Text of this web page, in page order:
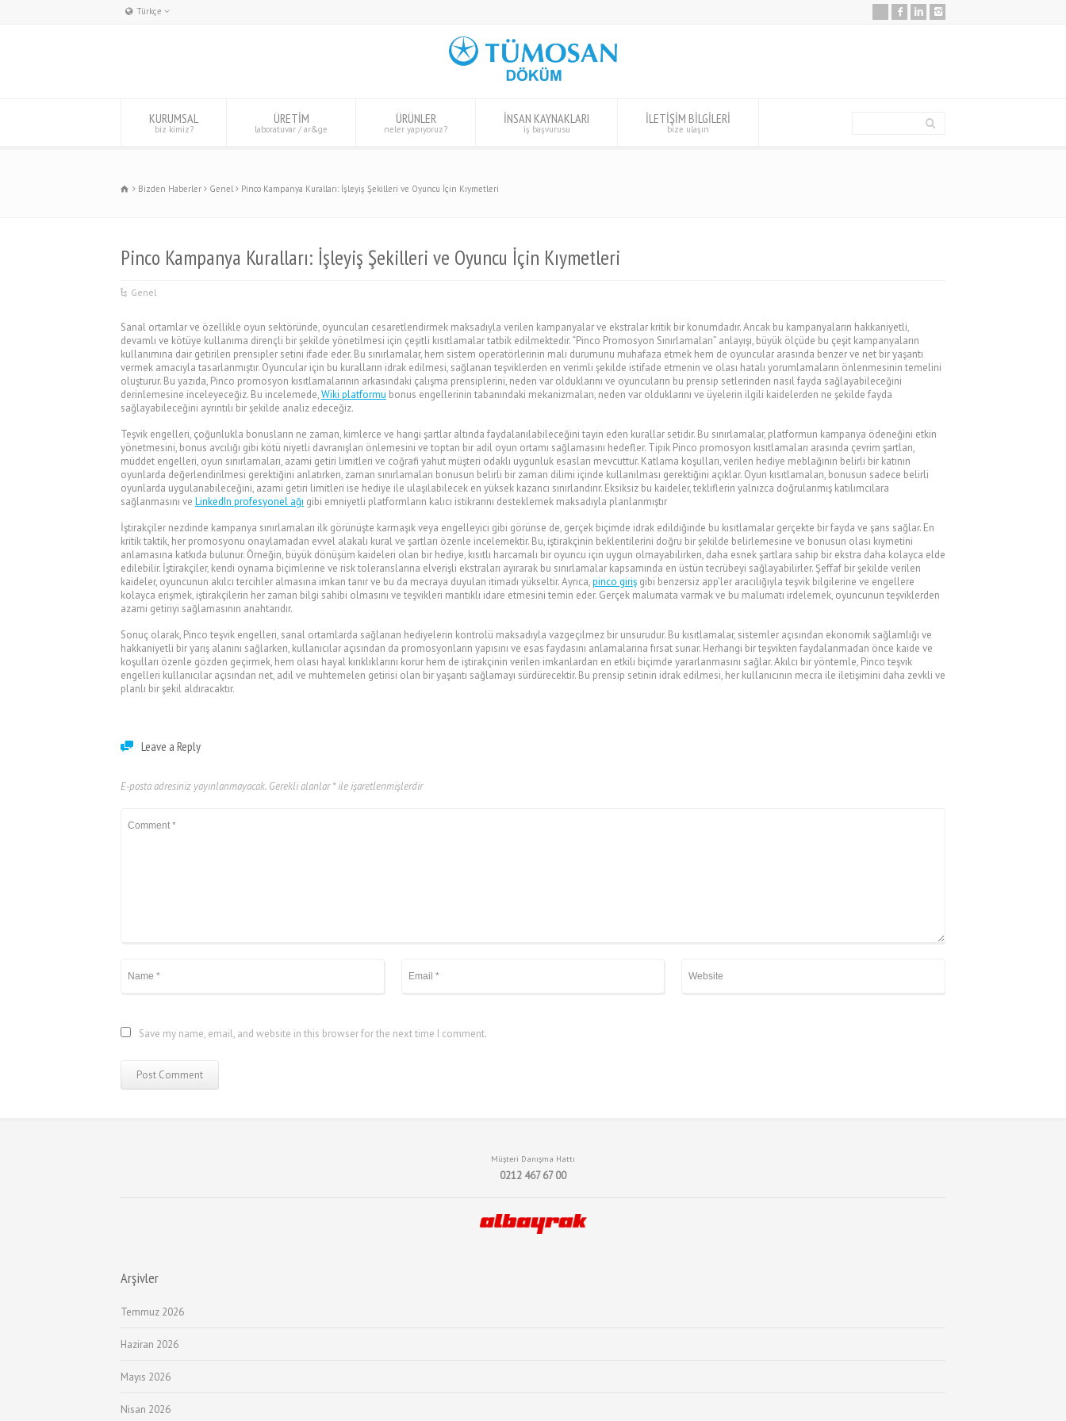
Türkçe
KURUMSAL
biz kimiz?
ÜRETİM
laboratuvar / ar&ge
ÜRÜNLER
neler yapıyoruz?
İNSAN KAYNAKLARI
iş başvurusu
İLETİŞİM BİLGİLERİ
bize ulaşın
Bizden Haberler Genel Pinco Kampanya Kuralları: İşleyiş Şekilleri ve Oyuncu İçin Kıymetleri
Pinco Kampanya Kuralları: İşleyiş Şekilleri ve Oyuncu İçin Kıymetleri
Genel
Sanal ortamlar ve özellikle oyun sektöründe, oyuncuları cesaretlendirmek maksadıyla verilen kampanyalar ve ekstralar kritik bir konumdadır. Ancak bu kampanyaların hakkaniyetli,
devamlı ve kötüye kullanıma dirençli bir şekilde yönetilmesi için çeşitli kısıtlamalar tatbik edilmektedir. “Pinco Promosyon Sınırlamaları” anlayışı, büyük ölçüde bu çeşit kampanyaların
kullanımına dair getirilen prensipler setini ifade eder. Bu sınırlamalar, hem sistem operatörlerinin mali durumunu muhafaza etmek hem de oyuncular arasında benzer ve net bir yaşantı
vermek amacıyla tasarlanmıştır. Oyuncular için bu kuralların idrak edilmesi, sağlanan teşviklerden en verimli şekilde istifade etmenin ve olası hatalı yorumlamaların önlenmesinin temelini
oluşturur. Bu yazıda, Pinco promosyon kısıtlamalarının arkasındaki çalışma prensiplerini, neden var olduklarını ve oyuncuların bu prensip setlerinden nasıl fayda sağlayabileceğini
derinlemesine inceleyeceğiz. Bu incelemede,Wiki platformu bonus engellerinin tabanındaki mekanizmaları, neden var olduklarını ve üyelerin ilgili kaidelerden ne şekilde fayda
sağlayabileceğini ayrıntılı bir şekilde analiz edeceğiz.
Teşvik engelleri, çoğunlukla bonusların ne zaman, kimlerce ve hangi şartlar altında faydalanılabileceğini tayin eden kurallar setidir. Bu sınırlamalar, platformun kampanya ödeneğini etkin
yönetmesini, bonus avcılığı gibi kötü niyetli davranışları önlemesini ve toptan bir adil oyun ortamı sağlamasını hedefler. Tipik Pinco promosyon kısıtlamaları arasında çevrim şartları,
müddet engelleri, oyun sınırlamaları, azami getiri limitleri ve coğrafi yahut müşteri odaklı uygunluk esasları mevcuttur. Katlama koşulları, verilen hediye meblağının belirli bir katının
oyunlarda değerlendirilmesi gerektiğini anlatırken, zaman sınırlamaları bonusun belirli bir zaman dilimi içinde kullanılması gerektiğini açıklar. Oyun kısıtlamaları, bonusun sadece belirli
oyunlarda uygulanabileceğini, azami getiri limitleri ise hediye ile ulaşılabilecek en yüksek kazancı sınırlandırır. Eksiksiz bu kaideler, tekliflerin yalnızca doğrulanmış katılımcılara
sağlanmasını ve LinkedIn profesyonel ağı gibi emniyetli platformların kalıcı istikrarını desteklemek maksadıyla planlanmıştır
İştirakçiler nezdinde kampanya sınırlamaları ilk görünüşte karmaşık veya engelleyici gibi görünse de, gerçek biçimde idrak edildiğinde bu kısıtlamalar gerçekte bir fayda ve şans sağlar. En
kritik taktik, her promosyonu onaylamadan evvel alakalı kural ve şartları özenle incelemektir. Bu, iştirakçinin beklentilerini doğru bir şekilde belirlemesine ve bonusun olası kıymetini
anlamasına katkıda bulunur. Örneğin, büyük dönüşüm kaideleri olan bir hediye, kısıtlı harcamalı bir oyuncu için uygun olmayabilirken, daha esnek şartlara sahip bir ekstra daha kolayca elde
edilebilir. İştirakçiler, kendi oynama biçimlerine ve risk toleranslarına elverişli ekstraları ayırarak bu sınırlamalar kapsamında en üstün tecrübeyi sağlayabilirler. Şeffaf bir şekilde verilen
kaideler, oyuncunun akılcı tercihler almasına imkan tanır ve bu da mecraya duyulan itimadı yükseltir. Ayrıca,pinco giriş gibi benzersiz app’ler aracılığıyla teşvik bilgilerine ve engellere
kolayca erişmek, iştirakçilerin her zaman bilgi sahibi olmasını ve teşvikleri mantıklı idare etmesini temin eder. Gerçek malumata varmak ve bu malumatı irdelemek, oyuncunun teşviklerden
azami getiriyi sağlamasının anahtarıdır.
Sonuç olarak, Pinco teşvik engelleri, sanal ortamlarda sağlanan hediyelerin kontrolü maksadıyla vazgeçilmez bir unsurudur. Bu kısıtlamalar, sistemler açısından ekonomik sağlamlığı ve
hakkaniyetli bir yarış alanını sağlarken, kullanıcılar açısından da promosyonların yapısını ve esas faydasını anlamalarına fırsat sunar. Herhangi bir teşvikten faydalanmadan önce kaide ve
koşulları özenle gözden geçirmek, hem olası hayal kırıklıklarını korur hem de iştirakçinin verilen imkanlardan en etkili biçimde yararlanmasını sağlar. Akılcı bir yöntemle, Pinco teşvik
engelleri kullanıcılar açısından net, adil ve muhtemelen getirisi olan bir yaşantı sağlamayı sürdürecektir. Bu prensip setinin idrak edilmesi, her kullanıcının mecra ile iletişimini daha zevkli ve
planlı bir şekil aldıracaktır.
Leave a Reply
E-posta adresiniz yayınlanmayacak. Gerekli alanlar*ile işaretlenmişlerdir
Save my name, email, and website in this browser for the next time I comment.
Müşteri Danışma Hattı
0212 467 67 00
Arşivler
Temmuz 2026
Haziran 2026
Mayıs 2026
Nisan 2026